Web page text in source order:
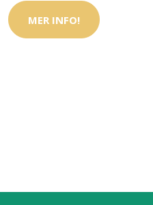
MER INFO!